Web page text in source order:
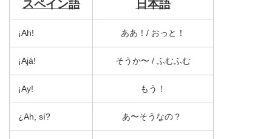
スペイン語 日本語
¡Ah! ああ！/ おっと！
¡Ajá! そうか〜 / ふむふむ
¡Ay! もう！
¿Ah, sí? あ〜そうなの？